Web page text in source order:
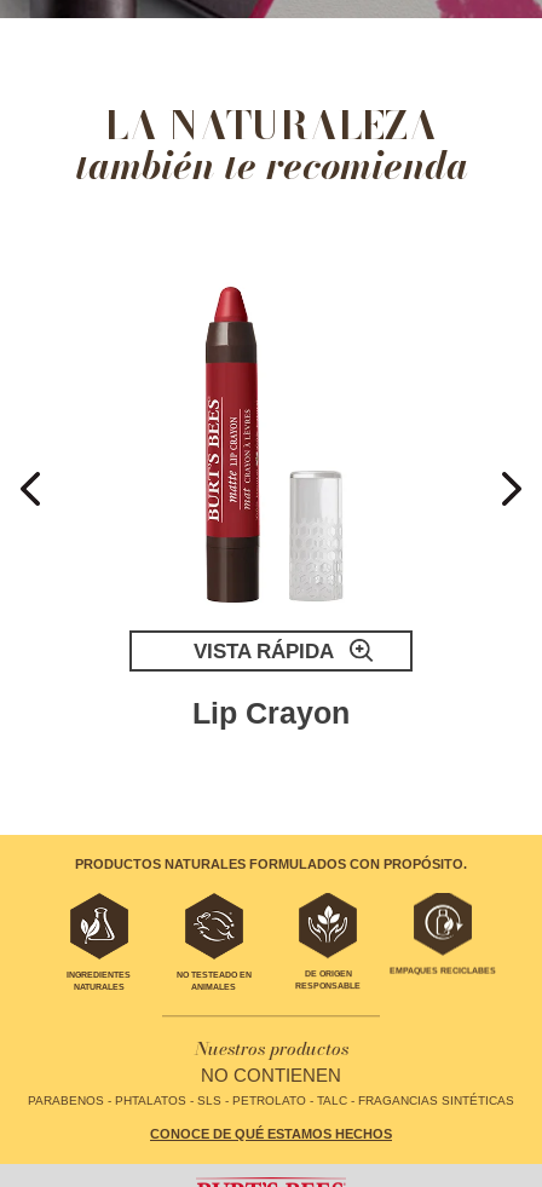
LA NATURALEZA
también te recomienda
VISTA RÁPIDA
Lip Crayon
PRODUCTOS NATURALES FORMULADOS CON PROPÓSITO.
INGREDIENTES
NATURALES
NO TESTEADO EN
ANIMALES
DE ORIGEN
RESPONSABLE
EMPAQUES RECICLABES
Nuestros productos
NO CONTIENEN
PARABENOS - PHTALATOS - SLS - PETROLATO - TALC - FRAGANCIAS SINTÉTICAS
CONOCE DE QUÉ ESTAMOS HECHOS